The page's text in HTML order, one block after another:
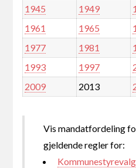
1945 1949
1961
1965
1977
1981
1993
1997
2009
2013
Vis mandatfordeling
gjeldende regler for:
Kommunestyrevalg